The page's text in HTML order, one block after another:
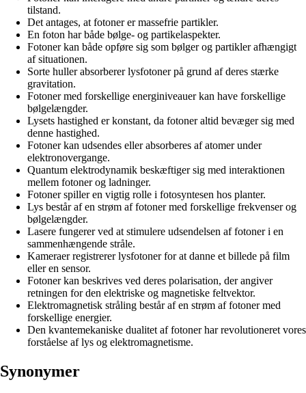
tilstand.
Det antages, at fotoner er massefrie partikler.
En foton har både bølge- og partikelaspekter.
Fotoner kan både opføre sig som bølger og partikler afhængigt
af situationen.
Sorte huller absorberer lysfotoner på grund af deres stærke
gravitation.
Fotoner med forskellige energiniveauer kan have forskellige
bølgelængder.
Lysets hastighed er konstant, da fotoner altid bevæger sig med
denne hastighed.
Fotoner kan udsendes eller absorberes af atomer under
elektronovergange.
Quantum elektrodynamik beskæftiger sig med interaktionen
mellem fotoner og ladninger.
Fotoner spiller en vigtig rolle i fotosyntesen hos planter.
Lys består af en strøm af fotoner med forskellige frekvenser og
bølgelængder.
Lasere fungerer ved at stimulere udsendelsen af fotoner i en
sammenhængende stråle.
Kameraer registrerer lysfotoner for at danne et billede på film
eller en sensor.
Fotoner kan beskrives ved deres polarisation, der angiver
retningen for den elektriske og magnetiske feltvektor.
Elektromagnetisk stråling består af en strøm af fotoner med
forskellige energier.
Den kvantemekaniske dualitet af fotoner har revolutioneret vores
forståelse af lys og elektromagnetisme.
Synonymer